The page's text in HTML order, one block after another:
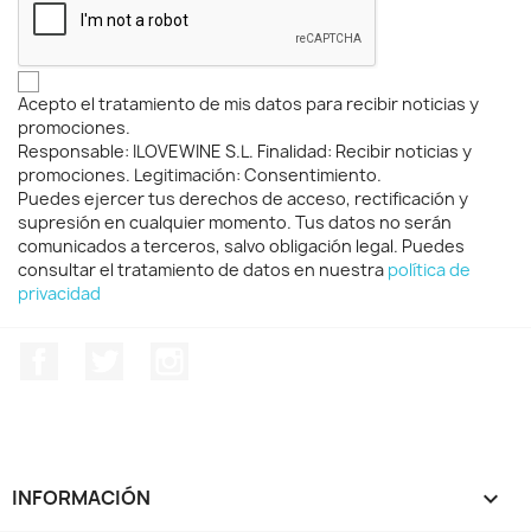
Acepto el tratamiento de mis datos para recibir noticias y
promociones.
Responsable: ILOVEWINE S.L. Finalidad: Recibir noticias y
promociones. Legitimación: Consentimiento.
Puedes ejercer tus derechos de acceso, rectificación y
supresión en cualquier momento. Tus datos no serán
comunicados a terceros, salvo obligación legal. Puedes
consultar el tratamiento de datos en nuestra política de
privacidad
INFORMACIÓN 